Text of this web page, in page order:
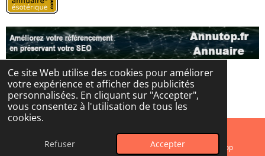
Ce site Web utilise des cookies pour améliorer
votre expérience et afficher des publicités
personnalisées. En cliquant sur "Accepter",
vous consentez à l'utilisation de tous les
cookies.
Refuser Accepter
© 2024 - 2026 Les portes de l'au-delà
Propulsé parWebador
E-mail WhatsApp